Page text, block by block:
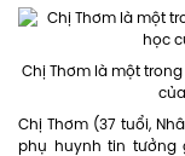
Chị Thơm là một
Chị Thơm (37 tuổi,
phụ huynh tin tưởng